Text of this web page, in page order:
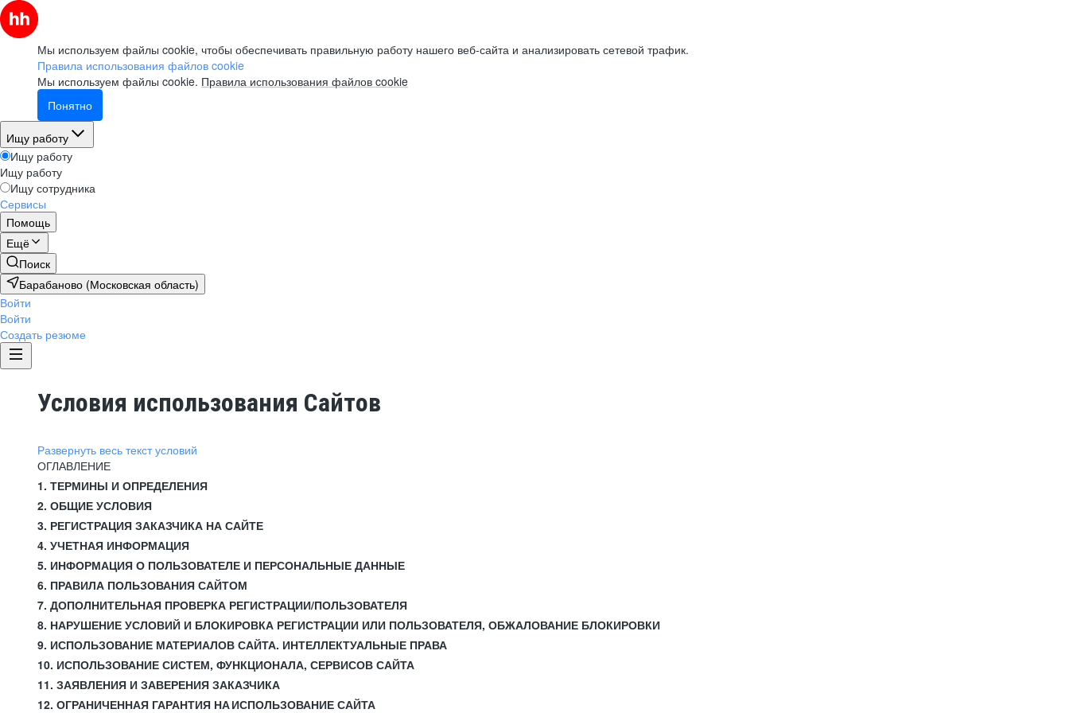
Мы используем файлы cookie, чтобы обеспечивать правильную работу нашего веб-сайта и анализировать сетевой трафик.
Правила использования файлов cookie
Мы используем файлы cookie. Правила использования файлов cookie
Понятно
Ищу работу
Ищу работу
Ищу работу
Ищу сотрудника
Сервисы
Помощь
Ещё
Поиск
Барабаново (Московская область)
Войти
Войти
Создать резюме
Условия использования Сайтов
Развернуть весь текст условий
ОГЛАВЛЕНИЕ
1. ТЕРМИНЫ И ОПРЕДЕЛЕНИЯ
2. ОБЩИЕ УСЛОВИЯ
3. РЕГИСТРАЦИЯ ЗАКАЗЧИКА НА САЙТЕ
4. УЧЕТНАЯ ИНФОРМАЦИЯ
5. ИНФОРМАЦИЯ О ПОЛЬЗОВАТЕЛЕ И ПЕРСОНАЛЬНЫЕ ДАННЫЕ
6. ПРАВИЛА ПОЛЬЗОВАНИЯ САЙТОМ
7. ДОПОЛНИТЕЛЬНАЯ ПРОВЕРКА РЕГИСТРАЦИИ/ПОЛЬЗОВАТЕЛЯ
8. НАРУШЕНИЕ УСЛОВИЙ И БЛОКИРОВКА РЕГИСТРАЦИИ ИЛИ ПОЛЬЗОВАТЕЛЯ, ОБЖАЛОВАНИЕ БЛОКИРОВКИ
9. ИСПОЛЬЗОВАНИЕ МАТЕРИАЛОВ САЙТА. ИНТЕЛЛЕКТУАЛЬНЫЕ ПРАВА
10. ИСПОЛЬЗОВАНИЕ СИСТЕМ, ФУНКЦИОНАЛА, СЕРВИСОВ САЙТА
11. ЗАЯВЛЕНИЯ И ЗАВЕРЕНИЯ ЗАКАЗЧИКА
12. ОГРАНИЧЕННАЯ ГАРАНТИЯ НА ИСПОЛЬЗОВАНИЕ САЙТА